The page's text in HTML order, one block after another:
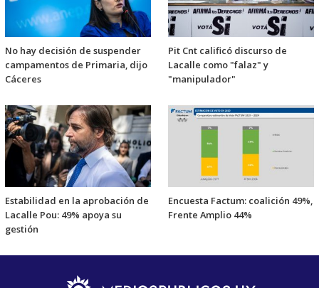
No hay decisión de suspender
campamentos de Primaria, dijo
Cáceres
Pit Cnt calificó discurso de
Lacalle como "falaz" y
"manipulador"
Estabilidad en la aprobación de
Lacalle Pou: 49% apoya su
gestión
Encuesta Factum: coalición 49%,
Frente Amplio 44%